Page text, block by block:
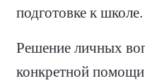
подготовке к школе.
Решение личных
конкретной